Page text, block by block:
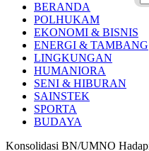
BERANDA
POLHUKAM
EKONOMI & BISNIS
ENERGI & TAMBANG
LINGKUNGAN
HUMANIORA
SENI & HIBURAN
SAINSTEK
SPORTA
BUDAYA
Konsolidasi BN/UMNO